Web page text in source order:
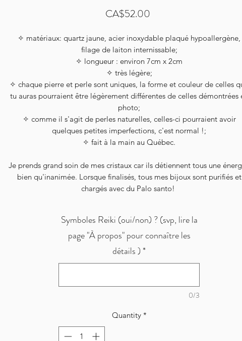
CA$52.00
✧ matériaux: quartz jaune, acier inoxydable plaqué hypoallergène,
filage de laiton internissable;
✧ longueur : environ 7cm x 2cm
✧ très légère;
✧ chaque pierre et perle sont uniques, la forme et couleur de celles
tu auras pourraient être légèrement différentes de celles démontrées
photo;
✧ comme il s'agit de perles naturelles, celles-ci pourraient avoir
quelques petites imperfections, c'est normal !;
✧ fait à la main au Québec.
Je prends grand soin de mes cristaux car ils détiennent tous une
bien qu'inanimée. Lorsque finalisés, tous mes bijoux sont purifiés et
chargés avec du Palo santo!
Symboles Reiki (oui/non) ? (svp, lire la
page "À propos" pour connaître les
détails )*
0/3
Quantity *